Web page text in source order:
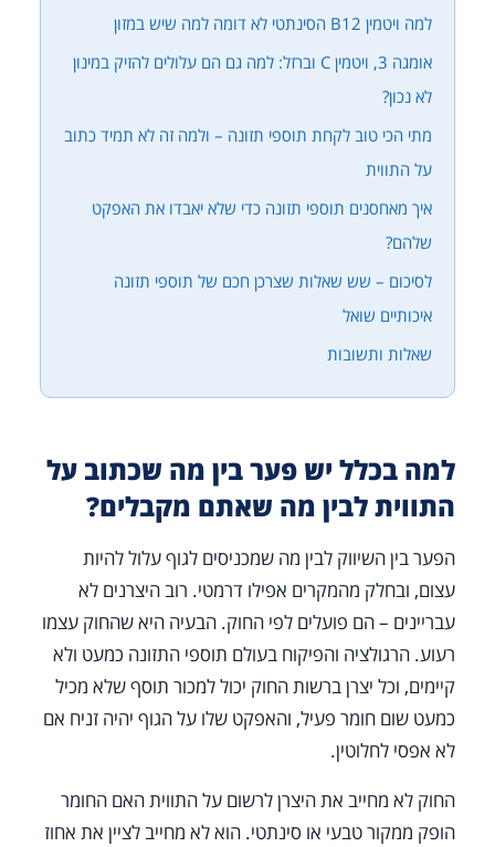
למה ויטמין B12 הסינתטי לא דומה למה שיש במזון
אומגה 3, ויטמין C וברזל: למה גם הם עלולים להזיק במינון
לא נכון?
מתי הכי טוב לקחת תוספי תזונה – ולמה זה לא תמיד כתוב
על התווית
איך מאחסנים תוספי תזונה כדי שלא יאבדו את האפקט
שלהם?
לסיכום – שש שאלות שצרכן חכם של תוספי תזונה
איכותיים שואל
שאלות ותשובות
למה בכלל יש פער בין מה שכתוב על
התווית לבין מה שאתם מקבלים?
הפער בין השיווק לבין מה שמכניסים לגוף עלול להיות
עצום, ובחלק מהמקרים אפילו דרמטי. רוב היצרנים לא
עבריינים – הם פועלים לפי החוק. הבעיה היא שהחוק עצמו
רעוע. הרגולציה והפיקוח בעולם תוספי התזונה כמעט ולא
קיימים, וכל יצרן ברשות החוק יכול למכור תוסף שלא מכיל
כמעט שום חומר פעיל, והאפקט שלו על הגוף יהיה זניח אם
לא אפסי לחלוטין.
החוק לא מחייב את היצרן לרשום על התווית האם החומר
הופק ממקור טבעי או סינתטי. הוא לא מחייב לציין את אחוז